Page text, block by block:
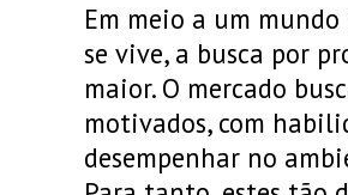
Em meio a um
se vive, a busca por
maior. O mercado
motivados, com
desempenhar no